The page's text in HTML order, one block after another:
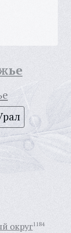
округ1184